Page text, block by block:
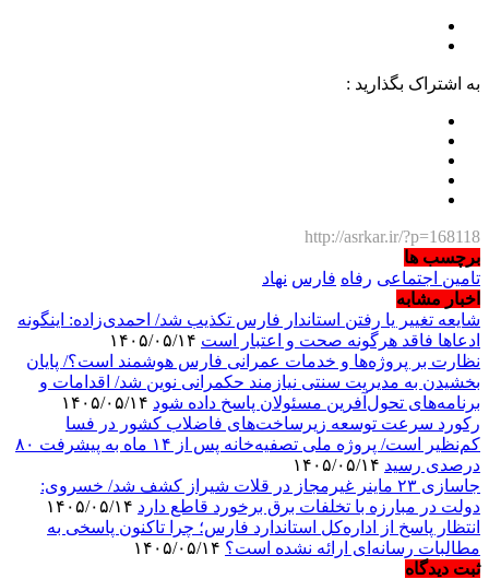
به اشتراک بگذارید :
http://asrkar.ir/?p=168118
برچسب ها
تامین اجتماعی رفاه فارس نهاد
اخبار مشابه
شایعه تغییر یا رفتن استاندار فارس تکذیب شد/ احمدی‌زاده: اینگونه
ادعاها فاقد هرگونه صحت و اعتبار است
نظارت بر پروژه‌ها و خدمات عمرانی فارس هوشمند است؟/ پایان
بخشیدن به مدیریت سنتی نیازمند حکمرانی نوین شد/ اقدامات و
برنامه‌های تحول‌آفرین مسئولان پاسخ داده شود
رکورد سرعت توسعه زیرساخت‌های فاضلاب کشور در فسا
کم‌نظیر است/ پروژه ملی تصفیه‌خانه پس از ۱۴ ماه به پیشرفت ۸۰
درصدی رسید
جاسازی ۲۳ ماینر غیرمجاز در قلات شیراز کشف شد/ خسروی:
دولت در مبارزه با تخلفات برق برخورد قاطع دارد
انتظار پاسخ از اداره‌کل استاندارد فارس؛ چرا تاکنون پاسخی به
مطالبات رسانه‌ای ارائه نشده است؟
ثبت دیدگاه